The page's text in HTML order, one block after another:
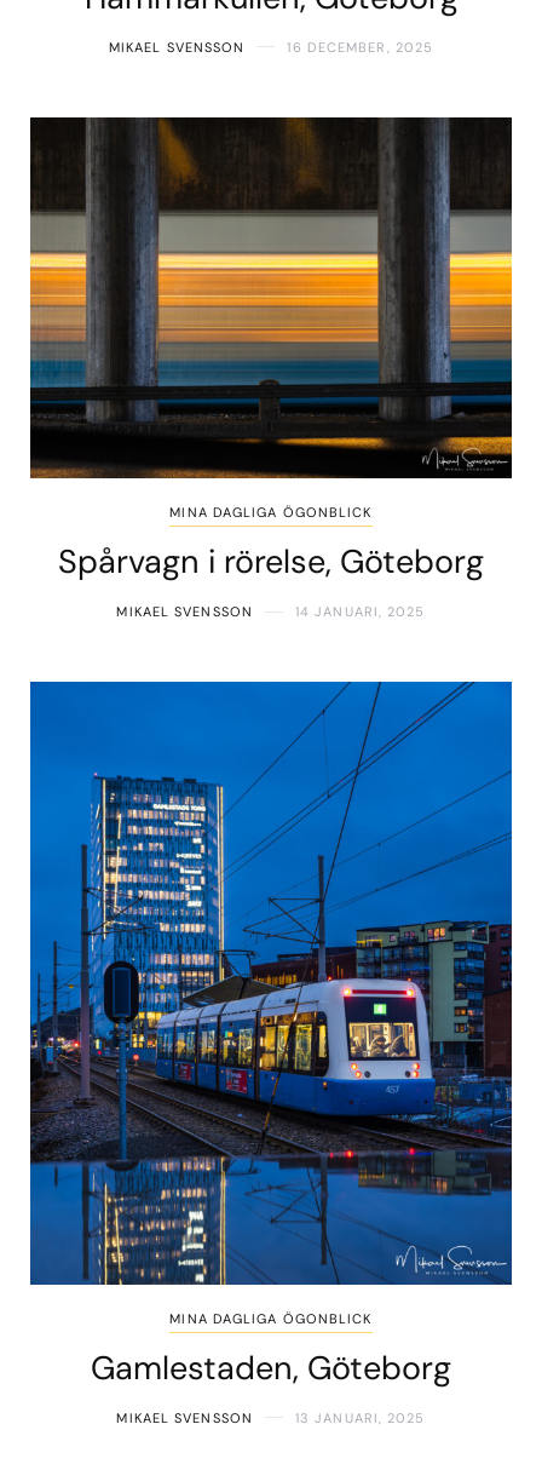
MIKAEL SVENSSON 16 DECEMBER, 2025
MINA DAGLIGA ÖGONBLICK
Spårvagn i rörelse, Göteborg
MIKAEL SVENSSON 14 JANUARI, 2025
MINA DAGLIGA ÖGONBLICK
Gamlestaden, Göteborg
MIKAEL SVENSSON 13 JANUARI, 2025